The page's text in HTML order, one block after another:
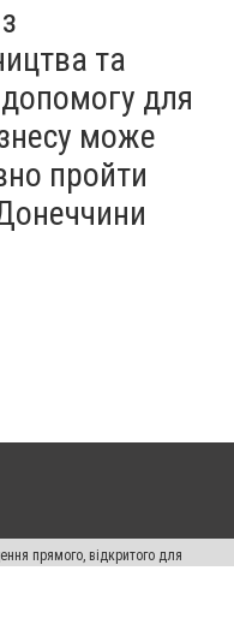
та
для
може
пройти
прямого, відкритого для